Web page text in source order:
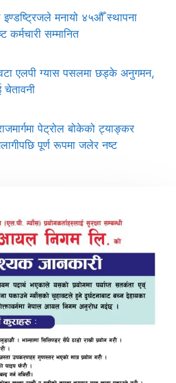
मनायो ४५औँ स्थापना
कर्मचारी सम्मानित
वटा एलपी ग्यास पसलमा छड्के अनुगमन,
पेट्रोल बोकेको ट्याङ्कर
पूर्ण रूपमा जलेर नष्ट